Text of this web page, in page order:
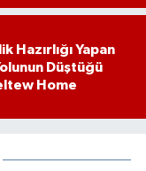
Hazırlığı Yapan
Düştüğü
Home